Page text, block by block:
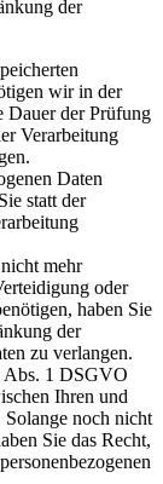
der
wir in der
Dauer der Prüfung
Verarbeitung
Daten
statt der
mehr
oder
haben Sie
der
zu verlangen.
Abs. 1 DSGVO
Ihren und
Solange noch nicht
Sie das Recht,